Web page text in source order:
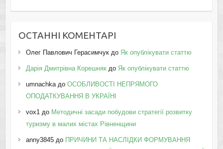
ОСТАННІ КОМЕНТАРІ
Олег Павлович Герасимчукдо Як опублікувати статтю
Дарія Дмитрівна Корешнякдо Як опублікувати статтю
umnachkaдо ОСОБЛИВОСТІ НЕПРЯМОГО
ОПОДАТКУВАННЯ В УКРАЇНІ
vox1до Методичні засади побудови стратегії розвитку
туризму в малих містах Рівненщини
anny3845до ПРИЧИНИ ТА НАСЛІДКИ ФОРМУВАННЯ